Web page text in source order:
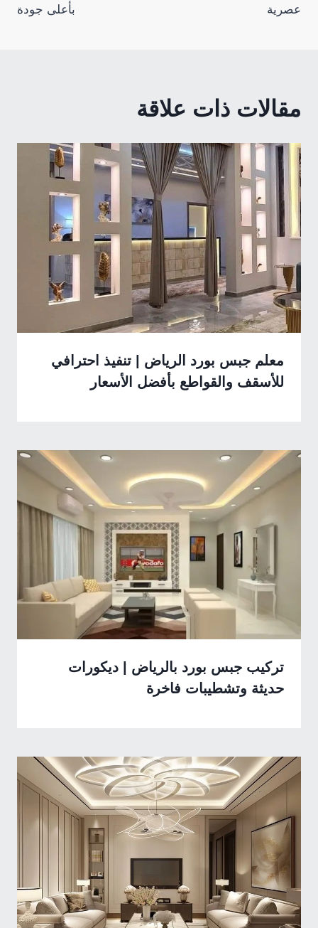
عصرية بأعلى جودة
مقالات ذات علاقة
معلم جبس بورد الرياض | تنفيذ احترافي
للأسقف والقواطع بأفضل الأسعار
تركيب جبس بورد بالرياض | ديكورات
حديثة وتشطيبات فاخرة